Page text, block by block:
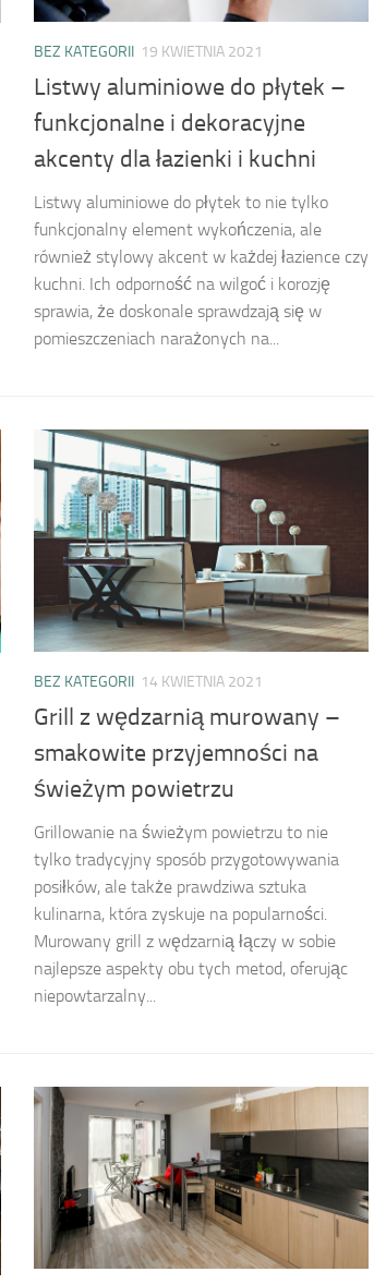
BEZ KATEGORII 19 KWIETNIA 2021
Listwy aluminiowe do płytek –
funkcjonalne i dekoracyjne
akcenty dla łazienki i kuchni
Listwy aluminiowe do płytek to nie tylko
funkcjonalny element wykończenia, ale
również stylowy akcent w każdej łazience czy
kuchni. Ich odporność na wilgoć i korozję
sprawia, że doskonale sprawdzają się w
pomieszczeniach narażonych na...
BEZ KATEGORII 14 KWIETNIA 2021
Grill z wędzarnią murowany –
smakowite przyjemności na
świeżym powietrzu
Grillowanie na świeżym powietrzu to nie
tylko tradycyjny sposób przygotowywania
posiłków, ale także prawdziwa sztuka
kulinarna, która zyskuje na popularności.
Murowany grill z wędzarnią łączy w sobie
najlepsze aspekty obu tych metod, oferując
niepowtarzalny...